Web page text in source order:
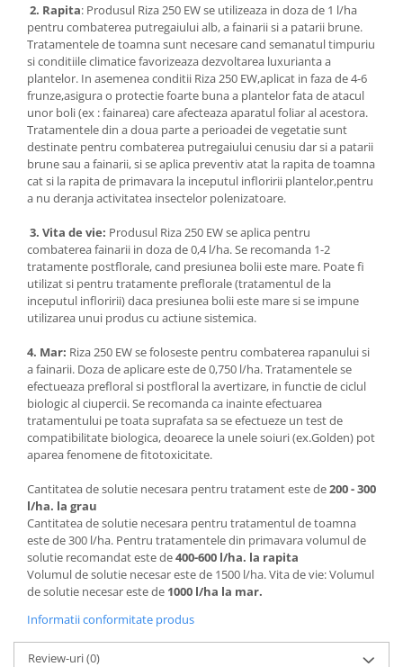
Accesorii agricole
Accesorii gard electric
Accesorii irigat
Araci/ Suporti plante
Candele / Rezerve / Lumanari
Carabine/ carlige
Diverse casa si gradina
Diverse depozitare
Echipament protectie gradina
Fir/Ata de legat
Foarfeci
Furtun / banda / tub
Motofierastrau / Drujba
Pila motofierastrau / drujba
Plantator
Plasa de umbrire
Plase plante
Pompa de apa curata/murdara
Pompa de stropit
Raticide
Saci
Spray si intretinere
Vinificatie
Lichidare STOC
2. Rapita: Produsul Riza 250 EW se utilizeaza in doza de 1 l/ha
pentru combaterea putregaiului alb, a fainarii si a patarii brune.
Tratamentele de toamna sunt necesare cand semanatul timpuriu
si conditiile climatice favorizeaza dezvoltarea luxurianta a
plantelor. In asemenea conditii Riza 250 EW,aplicat in faza de 4-6
frunze,asigura o protectie foarte buna a plantelor fata de atacul
unor boli (ex : fainarea) care afecteaza aparatul foliar al acestora.
Tratamentele din a doua parte a perioadei de vegetatie sunt
destinate pentru combaterea putregaiului cenusiu dar si a patarii
brune sau a fainarii, si se aplica preventiv atat la rapita de toamna
cat si la rapita de primavara la inceputul infloririi plantelor,pentru
a nu deranja activitatea insectelor polenizatoare.
3. Vita de vie: Produsul Riza 250 EW se aplica pentru
combaterea fainarii in doza de 0,4 l/ha. Se recomanda 1-2
tratamente postflorale, cand presiunea bolii este mare. Poate fi
utilizat si pentru tratamente preflorale (tratamentul de la
inceputul infloririi) daca presiunea bolii este mare si se impune
utilizarea unui produs cu actiune sistemica.
4. Mar: Riza 250 EW se foloseste pentru combaterea rapanului si
a fainarii. Doza de aplicare este de 0,750 l/ha. Tratamentele se
efectueaza prefloral si postfloral la avertizare, in functie de ciclul
biologic al ciupercii. Se recomanda ca inainte efectuarea
tratamentului pe toata suprafata sa se efectueze un test de
compatibilitate biologica, deoarece la unele soiuri (ex.Golden) pot
aparea fenomene de fitotoxicitate.
Cantitatea de solutie necesara pentru tratament este de200 - 300
l/ha. la grau
Cantitatea de solutie necesara pentru tratamentul de toamna
este de 300 l/ha. Pentru tratamentele din primavara volumul de
solutie recomandat este de400-600 l/ha. la rapita
Volumul de solutie necesar este de 1500 l/ha. Vita de vie: Volumul
de solutie necesar este de 1000 l/ha la mar.
Informatii conformitate produs
Review-uri(0)